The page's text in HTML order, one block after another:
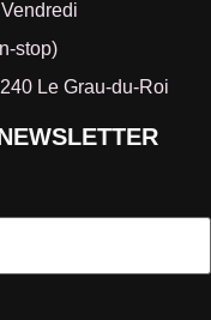
stop)
Le Grau-du-Roi